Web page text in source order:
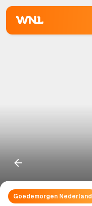
Goedemorgen Nederland